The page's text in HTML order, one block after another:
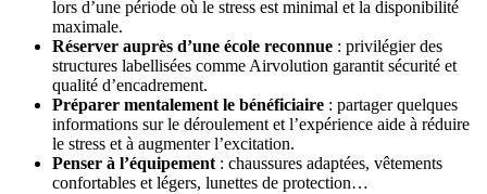
lors d’une période où le stress est minimal et la disponibilité
maximale.
Réserver auprès d’une école reconnue : privilégier des
structures labellisées comme Airvolution garantit sécurité et
qualité d’encadrement.
Préparer mentalement le bénéficiaire : partager quelques
informations sur le déroulement et l’expérience aide à réduire
le stress et à augmenter l’excitation.
Penser à l’équipement : chaussures adaptées, vêtements
confortables et légers, lunettes de protection…